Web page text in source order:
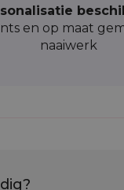
en op maat
naaiwerk